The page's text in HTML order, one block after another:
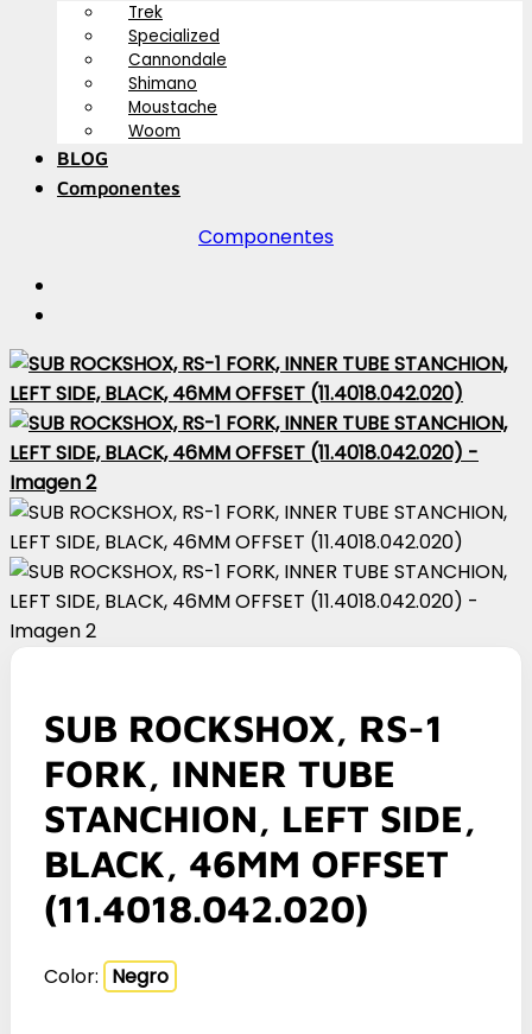
Trek
Specialized
Cannondale
Shimano
Moustache
Woom
BLOG
Componentes
Componentes
SUB ROCKSHOX, RS-1
FORK, INNER TUBE
STANCHION, LEFT SIDE,
BLACK, 46MM OFFSET
(11.4018.042.020)
Color: Negro